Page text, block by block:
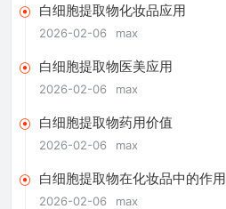
白细胞提取物化妆品应用
2026-02-06 max
白细胞提取物医美应用
2026-02-06 max
白细胞提取物药用价值
2026-02-06 max
白细胞提取物在化妆品中的作用
2026-02-06 max